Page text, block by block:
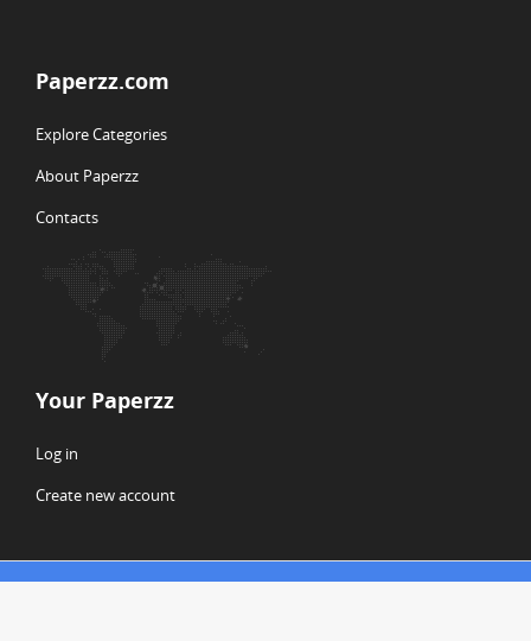
Paperzz.com
Explore Categories
About Paperzz
Contacts
Your Paperzz
Log in
Create new account